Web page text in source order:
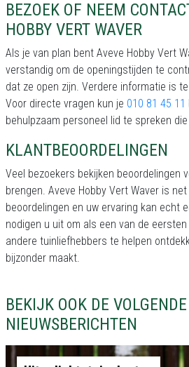
BEZOEK OF NEEM
HOBBY VERT WAVER
Als je van plan bent Aveve Hobby Vert
verstandig om de openingstijden te
dat ze open zijn. Verdere informatie is
Voor directe vragen kun je 010 81 45 11
behulpzaam personeel lid te spreken
KLANTBEOORDELINGEN
Veel bezoekers bekijken beoordelingen
brengen. Aveve Hobby Vert Waver is
beoordelingen en uw ervaring kan echt
nodigen u uit om als een van de
andere tuinliefhebbers te helpen
bijzonder maakt.
BEKIJK OOK DE VOLGENDE
NIEUWSBERICHTEN